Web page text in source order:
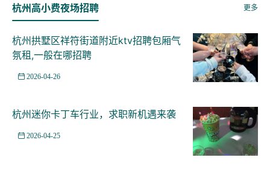
杭州高小费夜场招聘 更多
杭州拱墅区祥符街道附近ktv招聘包厢气
氛租,一般在哪招聘
2026-04-26
杭州迷你卡丁车行业，求职新机遇来袭
2026-04-25